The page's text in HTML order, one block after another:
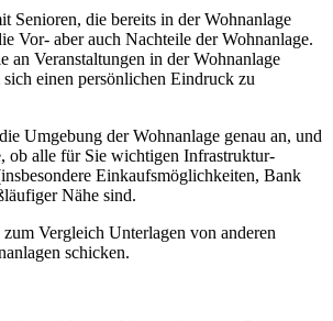
Senioren, die bereits in der Wohnanlage
Vor- aber auch Nachteile der Wohnanlage.
an Veranstaltungen in der Wohnanlage
einen persönlichen Eindruck zu
Umgebung der Wohnanlage genau an, und
ob alle für Sie wichtigen Infrastruktur-
Einkaufsmöglichkeiten, Bank
Nähe sind.
zum Vergleich Unterlagen von anderen
schicken.